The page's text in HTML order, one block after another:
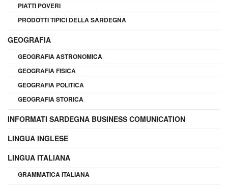
PIATTI POVERI
PRODOTTI TIPICI DELLA SARDEGNA
GEOGRAFIA
GEOGRAFIA ASTRONOMICA
GEOGRAFIA FISICA
GEOGRAFIA POLITICA
GEOGRAFIA STORICA
INFORMATI SARDEGNA BUSINESS COMUNICATION
LINGUA INGLESE
LINGUA ITALIANA
GRAMMATICA ITALIANA